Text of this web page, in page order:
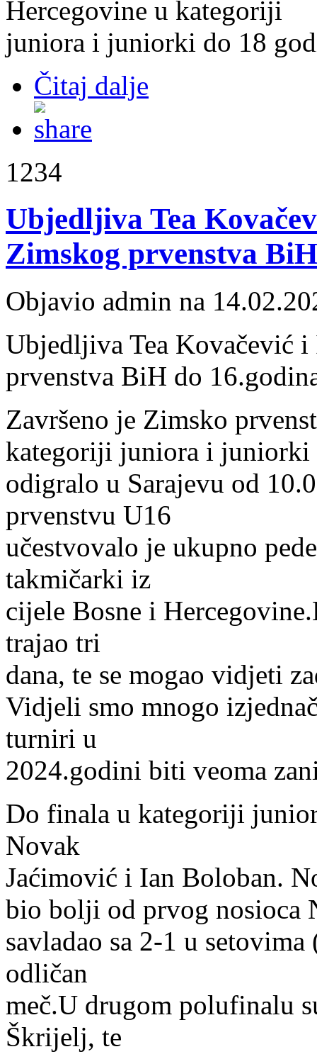
Hercegovine u kategoriji
juniora i juniorki do 18
Čitaj dalje
1234
Ubjedljiva Tea
Zimskog prvenstva
Objavio admin na
Ubjedljiva Tea Kovačević
prvenstva BiH do
Završeno je Zimsko
kategoriji juniora i juniorki
odigralo u Sarajevu od
prvenstvu U16
učestvovalo je ukupno
takmičarki iz
cijele Bosne i
trajao tri
dana, te se mogao vidjeti
Vidjeli smo mnogo
turniri u
2024.godini biti veoma
Do finala u kategoriji
Novak
Jaćimović i Ian Boloban.
bio bolji od prvog nosioca
savladao sa 2-1 u
odličan
meč.U drugom polufinalu
Škrijelj, te